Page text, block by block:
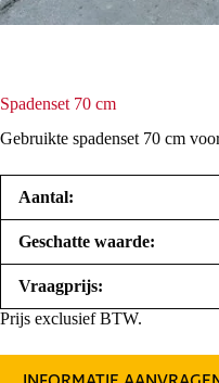
Spadenset 70 cm
Gebruikte spadenset 70 cm
Aantal:
Geschatte waarde:
Vraagprijs:
Prijs exclusief BTW.